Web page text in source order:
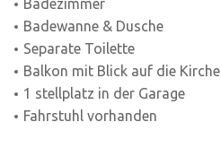
Badezimmer
Badewanne & Dusche
Separate Toilette
Balkon mit Blick auf die Kirche
1 stellplatz in der Garage
Fahrstuhl vorhanden